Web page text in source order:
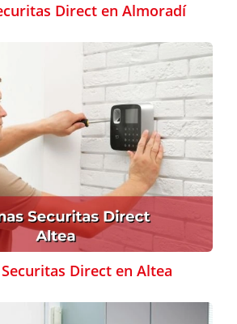
Direct en Almoradí
Direct en Altea